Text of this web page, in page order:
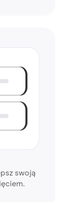
swoją